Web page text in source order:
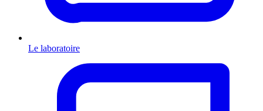
Le laboratoire